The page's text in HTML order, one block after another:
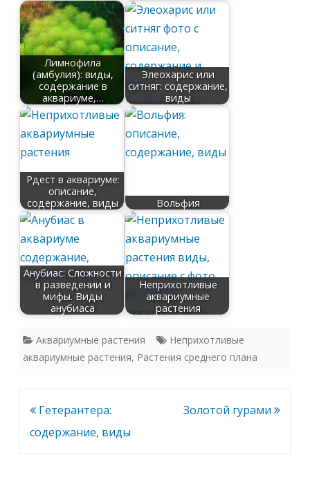
Лимнофила
(амбулия): виды,
содержание в
аквариуме,…
Элеохарис или
ситняг: содержание,
виды
Рдест в аквариуме:
описание,
содержание, виды
Вольфия
Анубиас: Сложности
в разведении и
мифы. Виды
анубиаса
Неприхотливые
аквариумные
растения
Аквариумные растения
Неприхотливые
аквариумные растения, Растения среднего плана
Навигация
по
Гетерантера:
содержание, виды
Золотой гурами